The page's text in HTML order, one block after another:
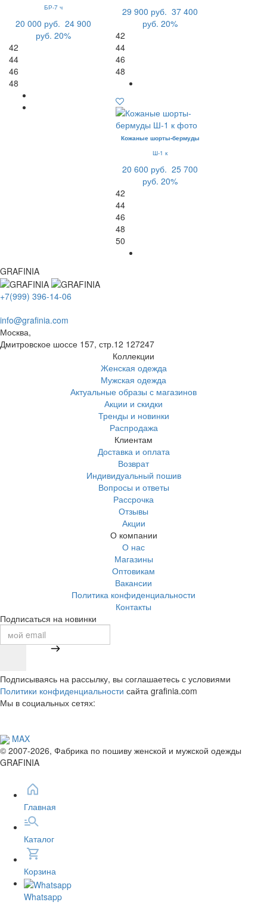
БР-7 ч
20 000 руб. 24 900
руб. 20%
42
44
46
48
29 900 руб. 37 400
руб. 20%
42
44
46
48
Кожаные шорты-бермуды
Ш-1 к
20 600 руб. 25 700
руб. 20%
42
44
46
48
50
GRAFINIA
+7(999) 396-14-06
info@grafinia.com
Москва,
Дмитровское шоссе 157, стр.12 127247
Коллекции
Женская одежда
Мужская одежда
Актуальные образы с магазинов
Акции и скидки
Тренды и новинки
Распродажа
Клиентам
Доставка и оплата
Возврат
Индивидуальный пошив
Вопросы и ответы
Рассрочка
Отзывы
Акции
О компании
О нас
Магазины
Оптовикам
Вакансии
Политика конфиденциальности
Контакты
Подписаться на новинки
Подписываясь на рассылку, вы соглашаетесь с условиями
Политики конфиденциальности сайта grafinia.com
Мы в социальных сетях:
MAX
© 2007-2026, Фабрика по пошиву женской и мужской одежды
GRAFINIA
Главная
Каталог
Корзина
Whatsapp